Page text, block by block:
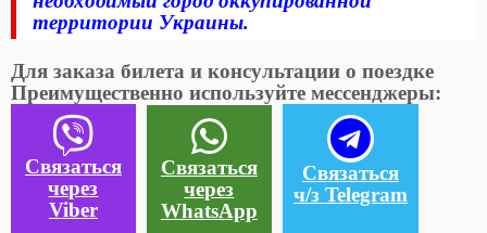
территории Украины.
Для заказа билета и консультации о поездке
Преимущественно используйте мессенджеры:
Связаться
через
Viber
Связаться
через
WhatsApp
Связаться
ч/з Telegram